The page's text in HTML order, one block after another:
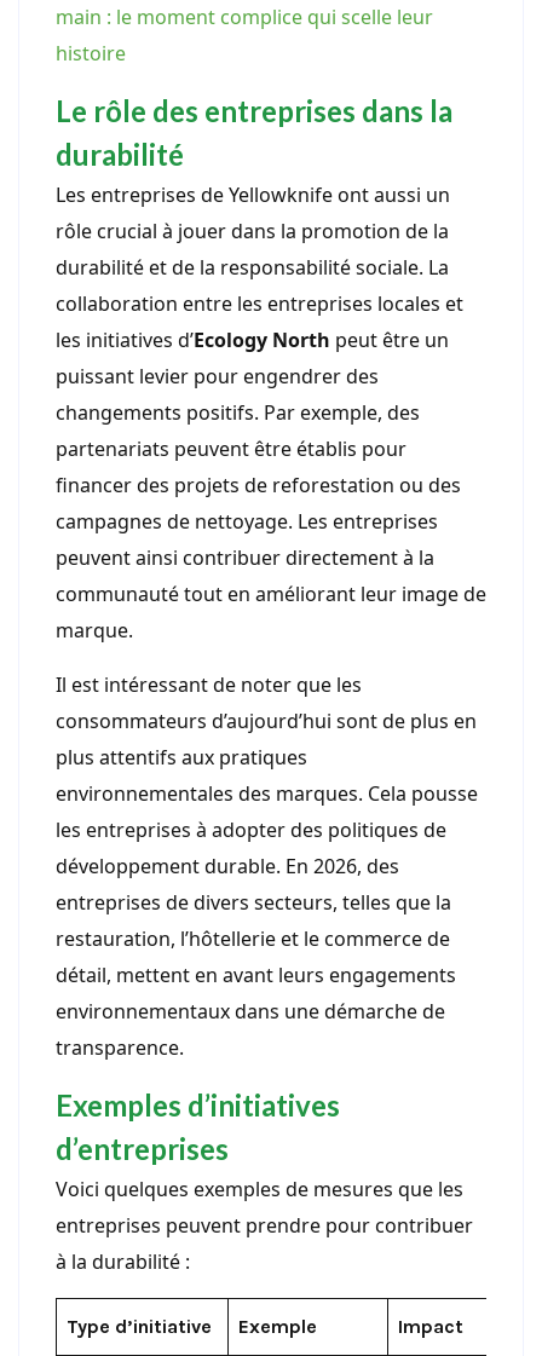
main : le moment complice qui scelle leur
histoire
Le rôle des entreprises dans la
durabilité
Les entreprises de Yellowknife ont aussi un
rôle crucial à jouer dans la promotion de la
durabilité et de la responsabilité sociale. La
collaboration entre les entreprises locales et
les initiatives d’Ecology North peut être un
puissant levier pour engendrer des
changements positifs. Par exemple, des
partenariats peuvent être établis pour
financer des projets de reforestation ou des
campagnes de nettoyage. Les entreprises
peuvent ainsi contribuer directement à la
communauté tout en améliorant leur image de
marque.
Il est intéressant de noter que les
consommateurs d’aujourd’hui sont de plus en
plus attentifs aux pratiques
environnementales des marques. Cela pousse
les entreprises à adopter des politiques de
développement durable. En 2026, des
entreprises de divers secteurs, telles que la
restauration, l’hôtellerie et le commerce de
détail, mettent en avant leurs engagements
environnementaux dans une démarche de
transparence.
Exemples d’initiatives
d’entreprises
Voici quelques exemples de mesures que les
entreprises peuvent prendre pour contribuer
à la durabilité :
Type d’initiative Exemple Impact